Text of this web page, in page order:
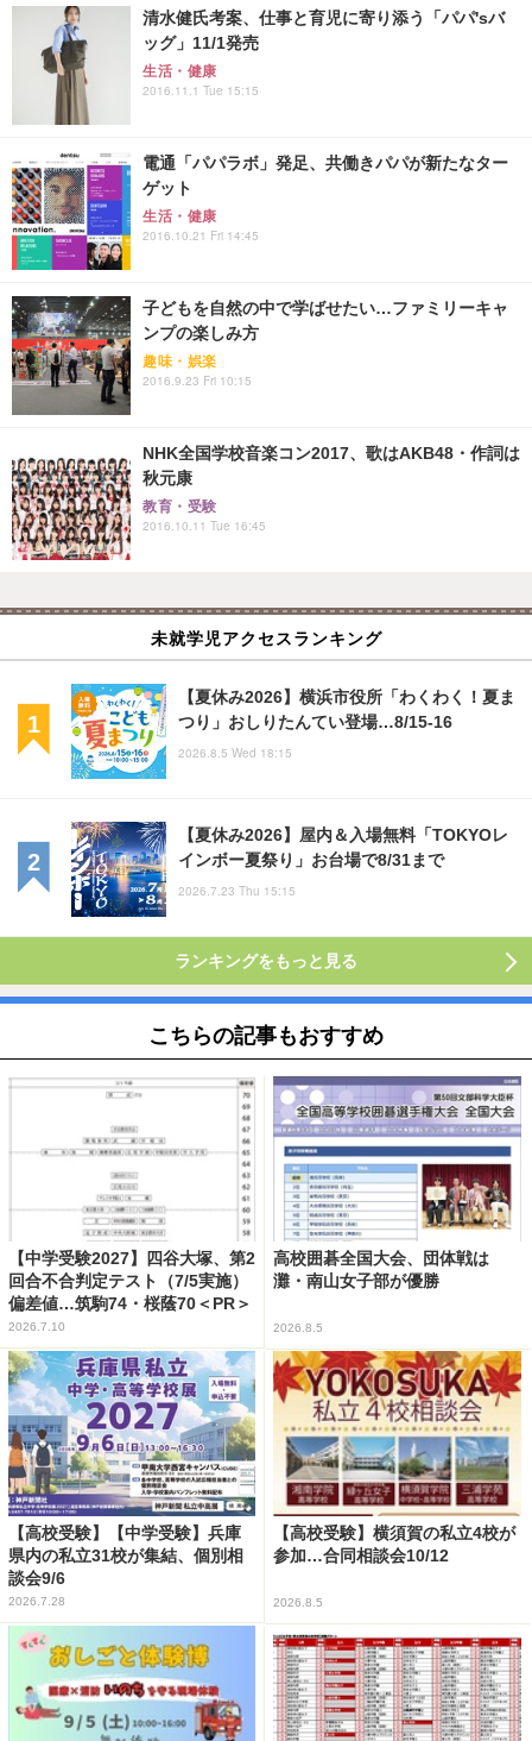
清水健氏考案、仕事と育児に寄り添う「パパ'sバ
ッグ」11/1発売
生活・健康
2016.11.1 Tue 15:15
電通「パパラボ」発足、共働きパパが新たなター
ゲット
生活・健康
2016.10.21 Fri 14:45
子どもを自然の中で学ばせたい…ファミリーキャ
ンプの楽しみ方
趣味・娯楽
2016.9.23 Fri 10:15
NHK全国学校音楽コン2017、歌はAKB48・作詞は
秋元康
教育・受験
2016.10.11 Tue 16:45
未就学児アクセスランキング
【夏休み2026】横浜市役所「わくわく！夏ま
つり」おしりたんてい登場…8/15-16
2026.8.5 Wed 18:15
【夏休み2026】屋内＆入場無料「TOKYOレ
インボー夏祭り」お台場で8/31まで
2026.7.23 Thu 15:15
ランキングをもっと見る
こちらの記事もおすすめ
【中学受験2027】四谷大塚、第2
回合不合判定テスト（7/5実施）
偏差値…筑駒74・桜蔭70＜PR＞
2026.7.10
高校囲碁全国大会、団体戦は
灘・南山女子部が優勝
2026.8.5
【高校受験】【中学受験】兵庫
県内の私立31校が集結、個別相
談会9/6
2026.7.28
【高校受験】横須賀の私立4校が
参加…合同相談会10/12
2026.8.5